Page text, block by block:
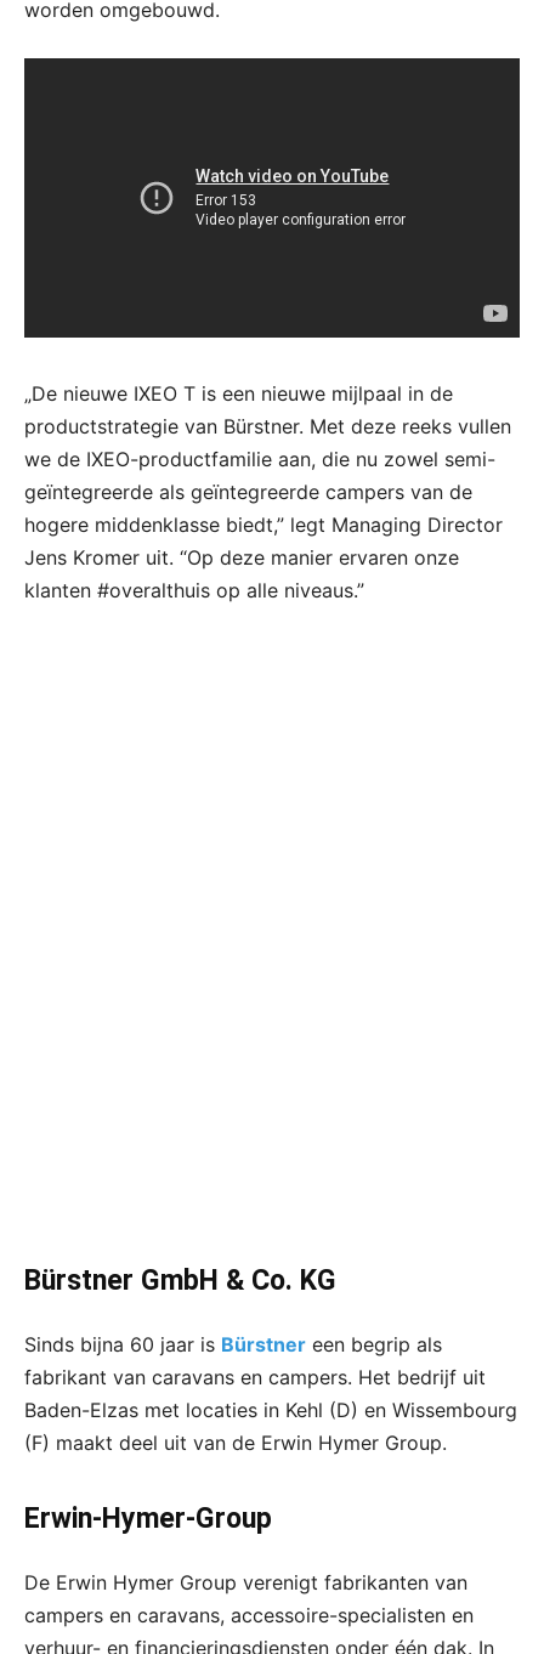
worden omgebouwd.
„De nieuwe IXEO T is een nieuwe mijlpaal in de
productstrategie van Bürstner. Met deze reeks vullen
we de IXEO-productfamilie aan, die nu zowel semi-
geïntegreerde als geïntegreerde campers van de
hogere middenklasse biedt,” legt Managing Director
Jens Kromer uit. “Op deze manier ervaren onze
klanten #overalthuis op alle niveaus.”
Bürstner GmbH & Co. KG
Sinds bijna 60 jaar is Bürstner een begrip als
fabrikant van caravans en campers. Het bedrijf uit
Baden-Elzas met locaties in Kehl (D) en Wissembourg
(F) maakt deel uit van de Erwin Hymer Group.
Erwin-Hymer-Group
De Erwin Hymer Group verenigt fabrikanten van
campers en caravans, accessoire-specialisten en
verhuur- en financieringsdiensten onder één dak. In